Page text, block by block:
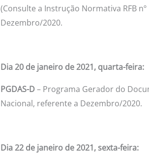
(Consulte a Instrução Normativa RFB
Dezembro/2020.
Dia 20 de janeiro de 2021, quarta-feira:
PGDAS-D– Programa Gerador do
Nacional, referente a Dezembro/2020.
Dia 22 de janeiro de 2021, sexta-feira: